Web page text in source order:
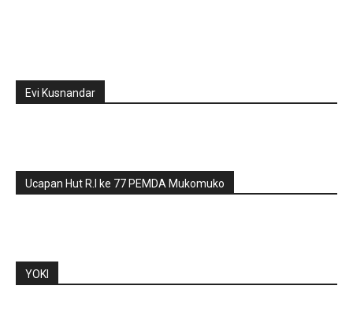
Evi Kusnandar
Ucapan Hut R.I ke 77 PEMDA Mukomuko
YOKI